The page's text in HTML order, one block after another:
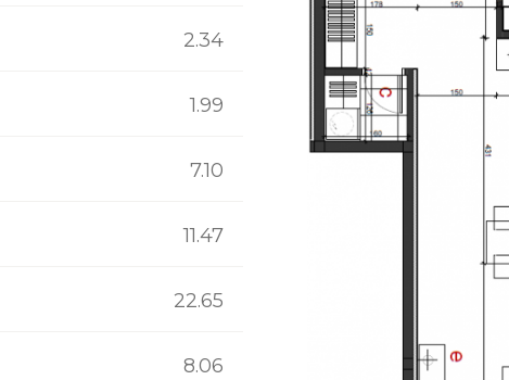
2.34
1.99
7.10
11.47
22.65
8.06